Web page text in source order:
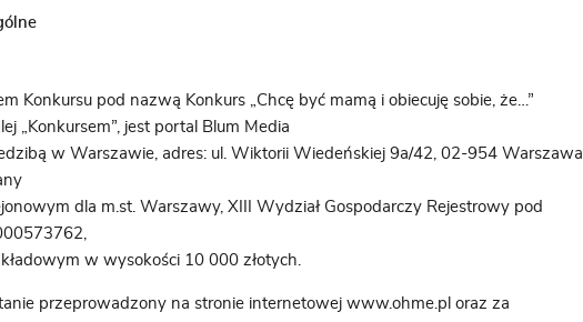
Konkursu pod nazwą Konkurs „Chcę być mamą i obiecuję sobie, że…”
„Konkursem”, jest portal Blum Media
w Warszawie, adres: ul. Wiktorii Wiedeńskiej 9a/42, 02-954 Warszawa,
dla m.st. Warszawy, XIII Wydział Gospodarczy Rejestrowy pod
w wysokości 10 000 złotych.
przeprowadzony na stronie internetowej www.ohme.pl oraz za